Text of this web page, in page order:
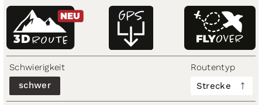
ROUTE
3D
NEU
Schwierigkeit
schwer
Routentyp
Strecke